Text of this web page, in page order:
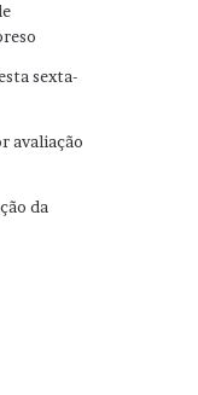
sexta-
avaliação
da